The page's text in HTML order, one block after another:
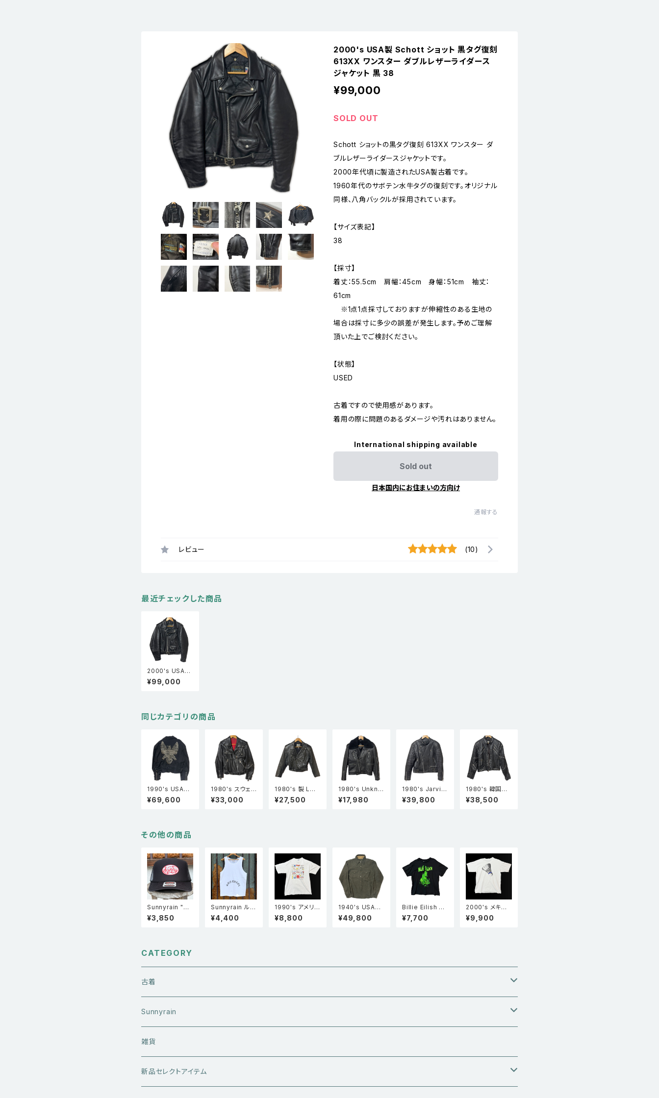
2000's USA製 Schott ショット 黒タグ復刻
613XX ワンスター ダブルレザーライダース
ジャケット 黒 38
¥99,000
SOLD OUT
Schott ショットの黒タグ復刻 613XX ワンスター ダ
ブルレザーライダースジャケットです。
2000年代頃に製造されたUSA製古着です。
1960年代のサボテン水牛タグの復刻です。オリジナル
同様、八角バックルが採用されています。
【サイズ表記】
38
【採寸】
着丈：55.5cm 肩幅：45cm 身幅：51cm 袖丈：
61cm
※1点1点採寸しておりますが伸縮性のある生地の
場合は採寸に多少の誤差が発生します。予めご理解
頂いた上でご検討ください。
【状態】
USED
古着ですので使用感があります。
着用の際に問題のあるダメージや汚れはありません。
International shipping available
Sold out
日本国内にお住まいの方向け
通報する
レビュー (10)
最近チェックした商品
2000's USA製
Schott ショット
黒タグ復刻 613
ト 黒 38
¥99,000
同じカテゴリの商品
1990's USA製
Jeff Hamilton
ジェフ・ハミルト
ャケット 黒 L
¥69,600
1980's スウェ
ーデン製 JOFA
MA ダブルレザ
¥33,000
1980's 製 LON
DON Leather
wear ショート丈
¥27,500
1980's Unkno
wn 襟ボア ダブ
ルレザーライダ
¥17,980
1980's Jarvis
bond バッファロ
ーレザー ロンジ
¥39,800
1980's 韓国製
Liaison スタッ
ズ ジッパー レザ
¥38,500
その他の商品
Sunnyrain "Tr
ucker cap" メ
ッシュキャップ ブ
¥3,850
Sunnyrain ルー
ズフィット タンク
トップ WHT
¥4,400
1990's アメリカ
製 All Sport オ
ールスポーツ S
¥8,800
1940's USA製
Unknown Vint
age ロングポイ
¥49,800
Billie Eilish ビ
リー・アイリッシ
ュ フォトプリント
¥7,700
2000's メキシ
コ製 GILDAN ギ
ルダン Island T
¥9,900
CATEGORY
古着
アウターウエア
ライダースジャケット
レザーアウター
トップス
セーター・ニットウエア
ボトムス
Sunnyrain
Tシャツ
タンクトップ
雑貨
新品セレクトアイテム